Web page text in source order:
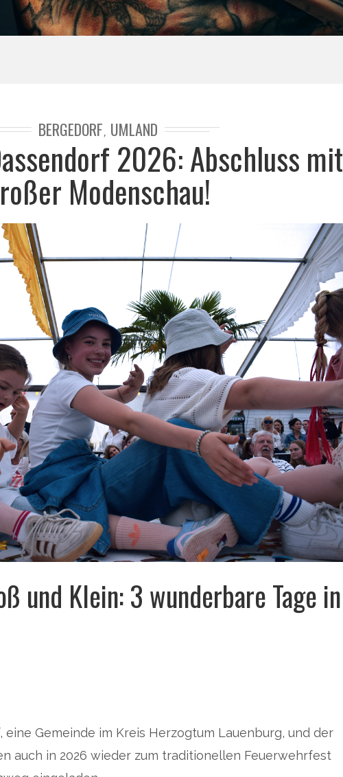
BERGEDORF, UMLAND
2026: Abschluss mit
Modenschau!
und Klein: 3 wunderbare Tage in
eine Gemeinde im Kreis Herzogtum Lauenburg, und der
auch in 2026 wieder zum traditionellen Feuerwehrfest